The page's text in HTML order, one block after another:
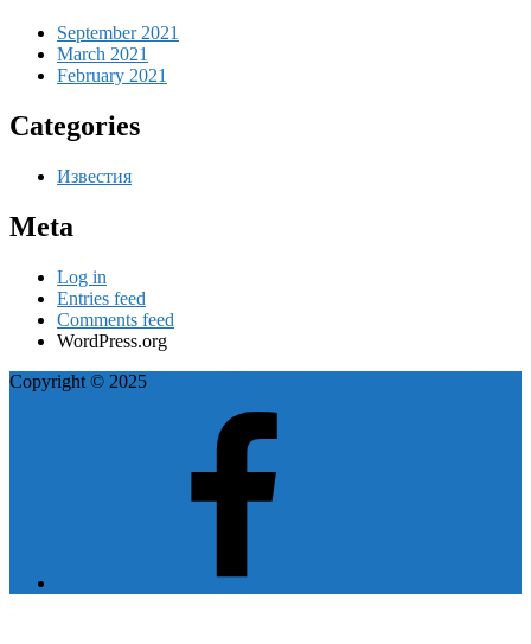
September 2021
March 2021
February 2021
Categories
Известия
Meta
Log in
Entries feed
Comments feed
WordPress.org
Copyright © 2025